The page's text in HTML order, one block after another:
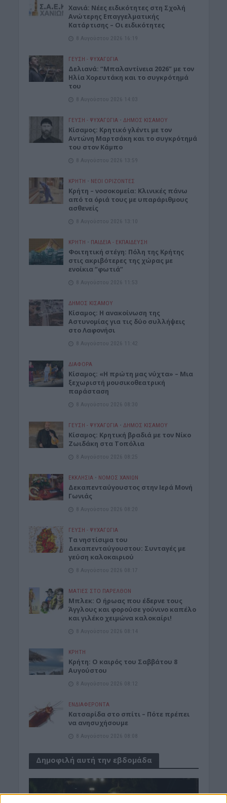
Χανιά: Νέες ειδικότητες στη Σχολή
Ανώτερης Επαγγελματικής
Κατάρτισης – Οι ειδικότητες
8 Αυγούστου 2026 16:19
ΓΕΎΣΗ - ΨΥΧΑΓΩΓΊΑ
Δελιανά: “Μπαλαντίνεια 2026” με τον
Ηλία Χορευτάκη και το συγκρότημά
του
8 Αυγούστου 2026 14:03
ΓΕΎΣΗ - ΨΥΧΑΓΩΓΊΑ • ΔΉΜΟΣ ΚΙΣΆΜΟΥ
Kίσαμος: Κρητικό γλέντι με τον
Αντώνη Μαρτσάκη και το συγκρότημά
του στον Κάμπο
8 Αυγούστου 2026 13:59
ΚΡΗΤΗ • ΝΕΟΙ ΟΡΙΖΟΝΤΕΣ
Κρήτη – νοσοκομεία: Κλινικές πάνω
από τα όριά τους με υπαράριθμους
ασθενείς
8 Αυγούστου 2026 13:10
ΚΡΗΤΗ • ΠΑΙΔΕΙΑ - ΕΚΠΑΙΔΕΥΣΗ
Φοιτητική στέγη: Πόλη της Κρήτης
στις ακριβότερες της χώρας με
ενοίκια “φωτιά”
8 Αυγούστου 2026 11:53
ΔΉΜΟΣ ΚΙΣΆΜΟΥ
Κίσαμος: Η ανακοίνωση της
Αστυνομίας για τις δύο συλλήψεις
στο Λαφονήσι
8 Αυγούστου 2026 11:42
ΔΙΆΦΟΡΑ
Κίσαμος: «Η πρώτη μας νύχτα» – Μια
ξεχωριστή μουσικοθεατρική
παράσταση
8 Αυγούστου 2026 08:30
ΓΕΎΣΗ - ΨΥΧΑΓΩΓΊΑ • ΔΉΜΟΣ ΚΙΣΆΜΟΥ
Kίσαμος: Κρητική βραδιά με τον Νίκο
Ζωιδάκη στα Τοπόλια
8 Αυγούστου 2026 08:25
ΕΚΚΛΗΣΙΑ • ΝΟΜΌΣ ΧΑΝΊΩΝ
Δεκαπενταύγουστος στην Ιερά Μονή
Γωνιάς
8 Αυγούστου 2026 08:20
ΓΕΎΣΗ - ΨΥΧΑΓΩΓΊΑ
Τα νηστίσιμα του
Δεκαπενταύγουστου: Συνταγές με
γεύση καλοκαιριού
8 Αυγούστου 2026 08:17
ΜΑΤΙΕΣ ΣΤΟ ΠΑΡΕΛΘΟΝ
Μπλεκ: O ήρωας που έδερνε τους
Άγγλους και φορούσε γούνινο καπέλο
και γιλέκο χειμώνα καλοκαίρι!
8 Αυγούστου 2026 08:14
ΚΡΗΤΗ
Κρήτη: O καιρός του Σαββάτου 8
Αυγούστου
8 Αυγούστου 2026 08:12
ΕΝΔΙΑΦΕΡΟΝΤΑ
Κατσαρίδα στο σπίτι – Πότε πρέπει
να ανησυχήσουμε
8 Αυγούστου 2026 08:08
Δημοφιλή αυτή την εβδομάδα